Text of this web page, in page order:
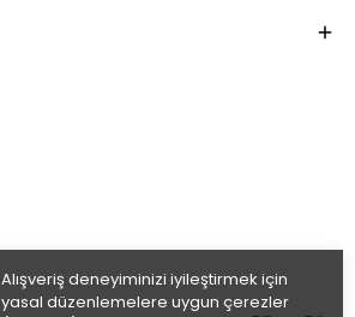
Alışveriş deneyiminizi iyileştirmek için
yasal düzenlemelere uygun çerezler